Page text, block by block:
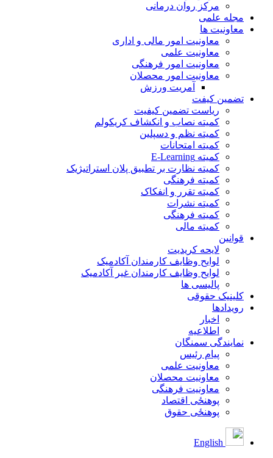
مرکز روان درمانی
مجله علمی
معاونیت ها
معاونیت امور مالی و اداری
معاونیت علمی
معاونیت امور فرهنگی
معاونیت امور محصلان
آمریت ورزش
تضمین کیفت
ریاست تضمین کیفیت
کمیته نصاب و انکشاف کریکولم
کمیته نظم و دسپلین
کمیته امتحانات
کمیته E-Learning
کمیته نظارت بر تطبیق پلان استراتیژیک
کمیته فرهنگی
کمیته تقرر و انفکاک
کمیته نشرات
کمیته فرهنگی
کمیته مالی
قوانین
لایحه کریدیت
لوایح وظایف کارمندان آکادمیک
لوایح وظایف کارمندان غیر آکادمیک
پالیسی ها
کلینیک حقوقی
رویدادها
اخبار
اطلاعیه
نمایندگی سمنگان
پیام رئیس
معاونیت علمی
معاونیت محصلان
معاونیت فرهنگی
پوهنځی اقتصاد
پوهنځی حقوق